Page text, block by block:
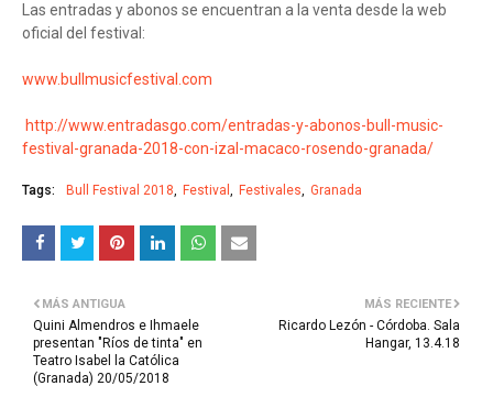
Las entradas y abonos se encuentran a la venta desde la web
oficial del festival:
www.bullmusicfestival.com
http://www.entradasgo.com/entradas-y-abonos-bull-music-
festival-granada-2018-con-izal-macaco-rosendo-granada/
Tags: Bull Festival 2018 Festival Festivales Granada
MÁS RECIENTE
Ricardo Lezón - Córdoba. Sala
Hangar, 13.4.18
MÁS ANTIGUA
Quini Almendros e Ihmaele
presentan "Ríos de tinta" en
Teatro Isabel la Católica
(Granada) 20/05/2018